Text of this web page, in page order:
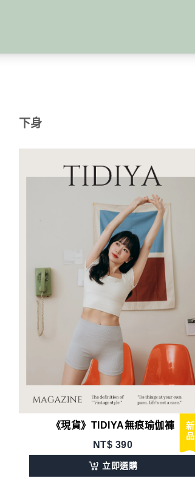
下身
新品
《現貨》TIDIYA無痕瑜伽褲
NT$ 390
立即選購